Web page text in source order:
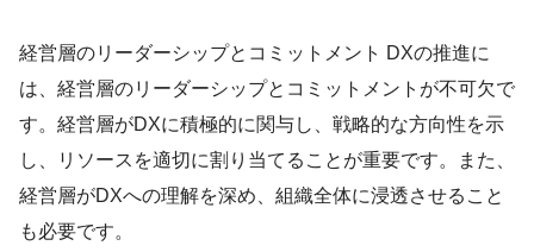
経営層のリーダーシップとコミットメント DXの推進に
は、経営層のリーダーシップとコミットメントが不可欠で
す。経営層がDXに積極的に関与し、戦略的な方向性を示
し、リソースを適切に割り当てることが重要です。また、
経営層がDXへの理解を深め、組織全体に浸透させること
も必要です。